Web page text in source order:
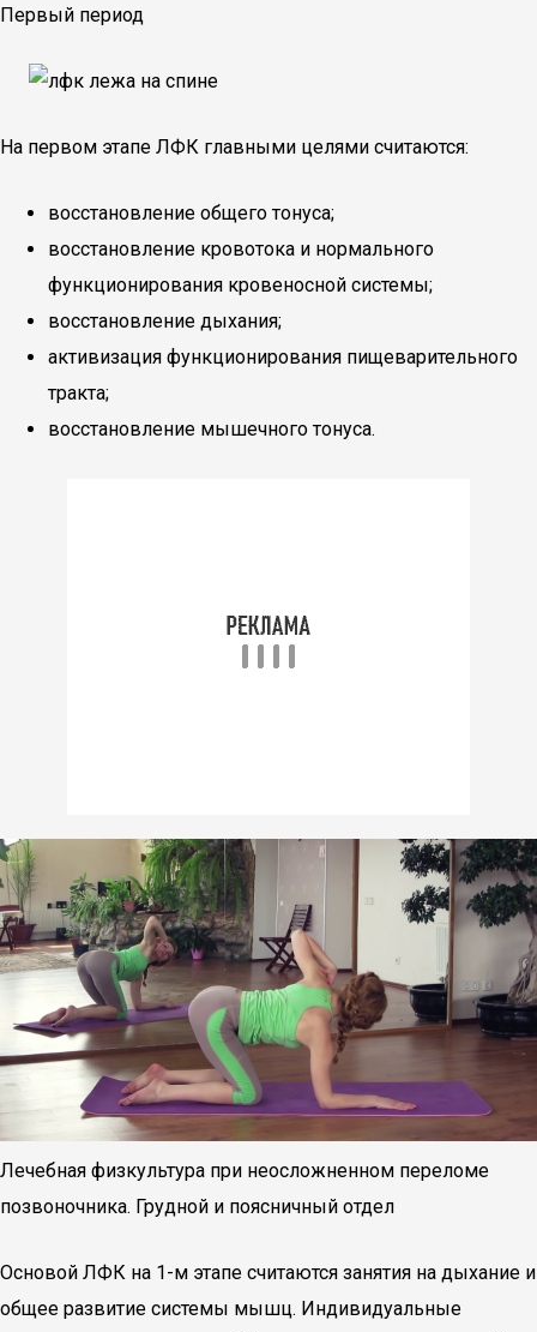
Первый период
На первом этапе ЛФК главными целями считаются:
восстановление общего тонуса;
восстановление кровотока и нормального
функционирования кровеносной системы;
восстановление дыхания;
активизация функционирования пищеварительного
тракта;
восстановление мышечного тонуса.
Лечебная физкультура при неосложненном переломе
позвоночника. Грудной и поясничный отдел
Основой ЛФК на 1-м этапе считаются занятия на дыхание и
общее развитие системы мышц. Индивидуальные